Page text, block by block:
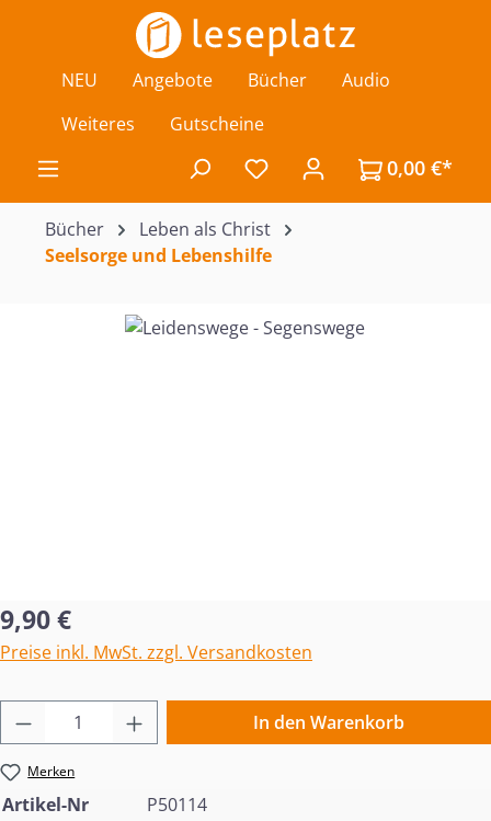
Zum Hauptinhalt springen
NEU Angebote Bücher
Audio
Weiteres
Gutscheine
Du hast 0 Produkte auf
0,00 €*
Bücher
Leben als Christ
Seelsorge und Lebenshilfe
Bildergalerie überspringen
Regulärer Preis:
9,90 €
Preise inkl. MwSt. zzgl. Versandkosten
Produkt Anzahl: Gib den gewünschten
In den Warenkorb
Merken
Artikel-Nr
P50114